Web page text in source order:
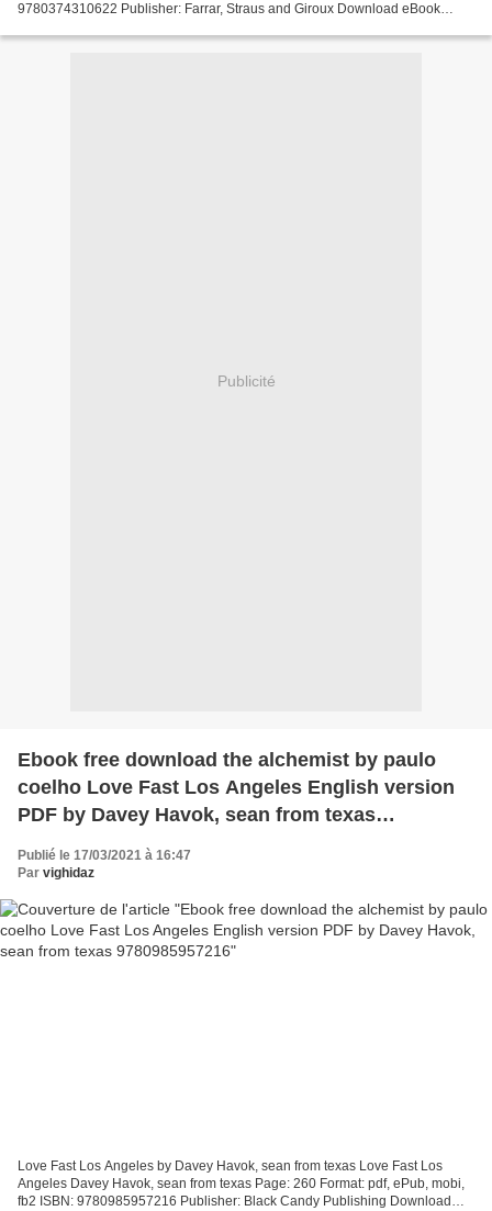
9780374310622 Publisher: Farrar, Straus and Giroux Download eBook
Publicité
Ebook free download the alchemist by paulo
coelho Love Fast Los Angeles English version
PDF by Davey Havok, sean from texas
Publié le 17/03/2021 à 16:47
Par vighidaz
Love Fast Los Angeles by Davey Havok, sean from texas Love Fast Los
Angeles Davey Havok, sean from texas Page: 260 Format: pdf, ePub, mobi,
fb2 ISBN: 9780985957216 Publisher: Black Candy Publishing Download